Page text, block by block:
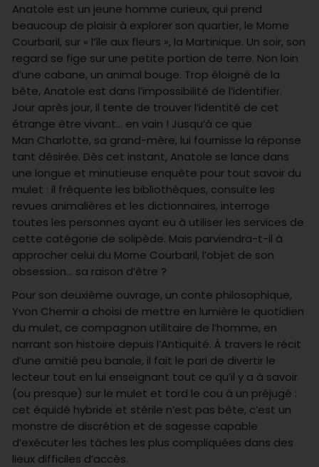
Anatole est un jeune homme curieux, qui prend
beaucoup de plaisir à explorer son quartier, le Morne
Courbaril, sur « l’île aux fleurs », la Martinique. Un soir, son
regard se fige sur une petite portion de terre. Non loin
d’une cabane, un animal bouge. Trop éloigné de la
bête, Anatole est dans l’impossibilité de l’identifier.
Jour après jour, il tente de trouver l’identité de cet
étrange être vivant… en vain ! Jusqu’à ce que
Man Charlotte, sa grand-mère, lui fournisse la réponse
tant désirée. Dès cet instant, Anatole se lance dans
une longue et minutieuse enquête pour tout savoir du
mulet : il fréquente les bibliothèques, consulte les
revues animalières et les dictionnaires, interroge
toutes les personnes ayant eu à utiliser les services de
cette catégorie de solipède. Mais parviendra-t-il à
approcher celui du Morne Courbaril, l’objet de son
obsession… sa raison d’être ?
Pour son deuxième ouvrage, un conte philosophique,
Yvon Chemir a choisi de mettre en lumière le quotidien
du mulet, ce compagnon utilitaire de l’homme, en
narrant son histoire depuis l’Antiquité. À travers le récit
d’une amitié peu banale, il fait le pari de divertir le
lecteur tout en lui enseignant tout ce qu’il y a à savoir
(ou presque) sur le mulet et tord le cou à un préjugé :
cet équidé hybride et stérile n’est pas bête, c’est un
monstre de discrétion et de sagesse capable
d’exécuter les tâches les plus compliquées dans des
lieux difficiles d’accès.